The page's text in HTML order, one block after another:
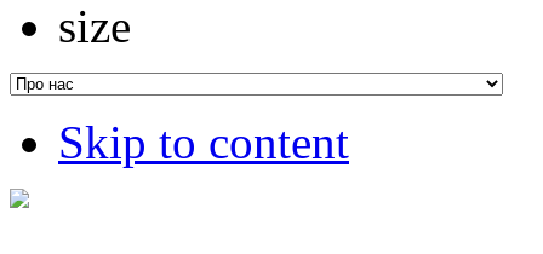
Skip to content